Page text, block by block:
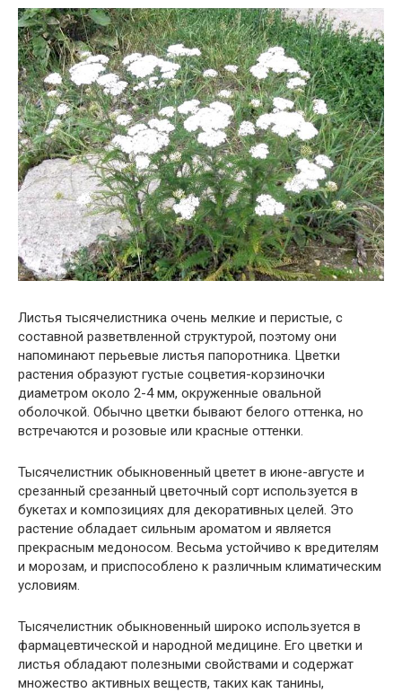
Листья тысячелистника очень мелкие и перистые, с
составной разветвленной структурой, поэтому они
напоминают перьевые листья папоротника. Цветки
растения образуют густые соцветия-корзиночки
диаметром около 2-4 мм, окруженные овальной
оболочкой. Обычно цветки бывают белого оттенка, но
встречаются и розовые или красные оттенки.
Тысячелистник обыкновенный цветет в июне-августе и
срезанный срезанный цветочный сорт используется в
букетах и композициях для декоративных целей. Это
растение обладает сильным ароматом и является
прекрасным медоносом. Весьма устойчиво к вредителям
и морозам, и приспособлено к различным климатическим
условиям.
Тысячелистник обыкновенный широко используется в
фармацевтической и народной медицине. Его цветки и
листья обладают полезными свойствами и содержат
множество активных веществ, таких как танины,